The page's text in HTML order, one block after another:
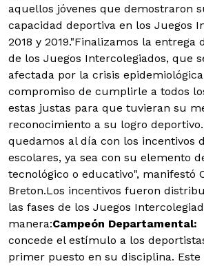
aquellos jóvenes que demostraron
capacidad deportiva en los Juegos
2018 y 2019."Finalizamos la entrega
de los Juegos Intercolegiados, que
afectada por la crisis
compromiso de cumplirle a todos
estas justas para que tuvieran su
reconocimiento a su logro
quedamos al día con los incentivos
escolares, ya sea con su elemento
tecnológico o educativo", manifestó
Breton.Los incentivos fueron
las fases de los Juegos
manera:Campeón Departamental:
concede el estímulo a los
primer puesto en su disciplina.